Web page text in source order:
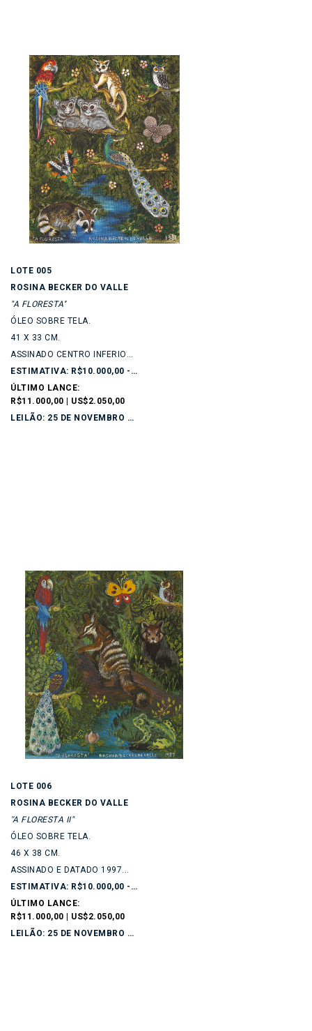
LOTE 005
ROSINA BECKER DO VALLE
"A FLORESTA''
ÓLEO SOBRE TELA.
41 X 33 CM.
ASSINADO CENTRO INFERIOR. DATADO...
ESTIMATIVA: R$10.000,00 - R$15.000,00
ÚLTIMO LANCE:
R$11.000,00 | US$2.050,00
LEILÃO: 25 DE NOVEMBRO DE 2025
LOTE 006
ROSINA BECKER DO VALLE
''A FLORESTA II"
ÓLEO SOBRE TELA.
46 X 38 CM.
ASSINADO E DATADO 1997...
ESTIMATIVA: R$10.000,00 - R$15.000,00
ÚLTIMO LANCE:
R$11.000,00 | US$2.050,00
LEILÃO: 25 DE NOVEMBRO DE 2025